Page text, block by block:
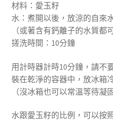
材料：愛玉籽
水：煮開以後，放涼的自來
（或著含有鈣離子的水質都
搓洗時間：10分鐘
用計時器計時10分鐘，請不
裝在乾淨的容器中，放冰箱
（沒冰箱也可以常溫等待凝
水跟愛玉籽的比例，可以按